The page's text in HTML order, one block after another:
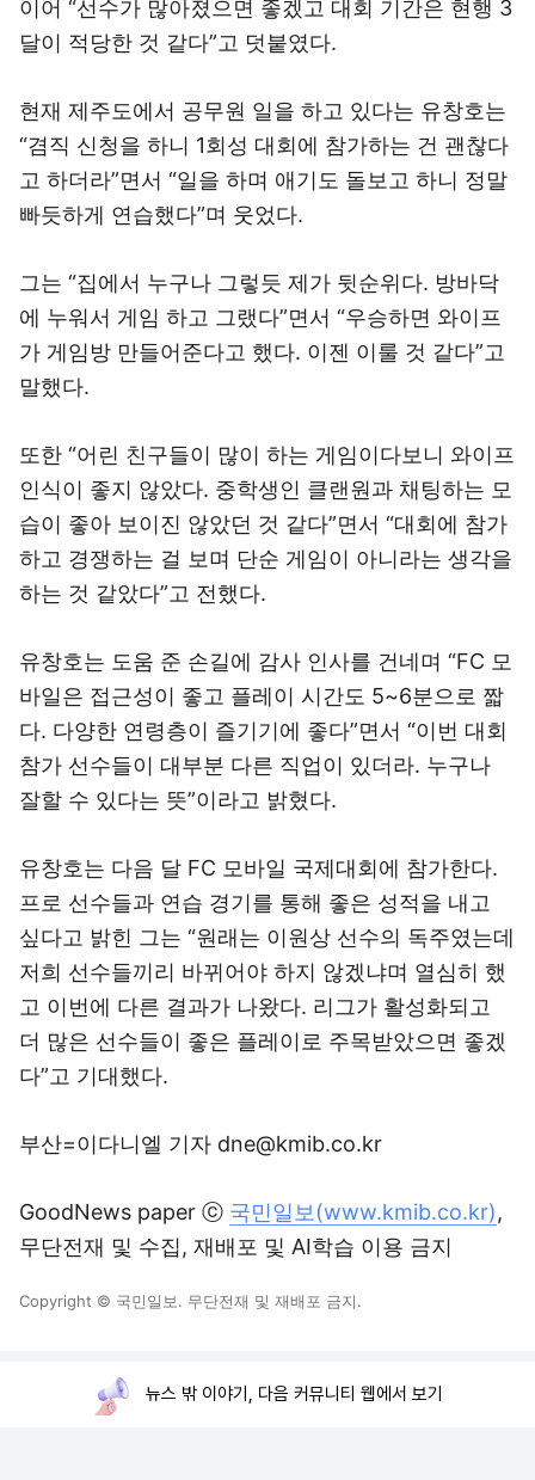
이어 “선수가 많아졌으면 좋겠고 대회 기간은 현행 3
달이 적당한 것 같다”고 덧붙였다.
현재 제주도에서 공무원 일을 하고 있다는 유창호는
“겸직 신청을 하니 1회성 대회에 참가하는 건 괜찮다
고 하더라”면서 “일을 하며 애기도 돌보고 하니 정말
빠듯하게 연습했다”며 웃었다.
그는 “집에서 누구나 그렇듯 제가 뒷순위다. 방바닥
에 누워서 게임 하고 그랬다”면서 “우승하면 와이프
가 게임방 만들어준다고 했다. 이젠 이룰 것 같다”고
말했다.
또한 “어린 친구들이 많이 하는 게임이다보니 와이프
인식이 좋지 않았다. 중학생인 클랜원과 채팅하는 모
습이 좋아 보이진 않았던 것 같다”면서 “대회에 참가
하고 경쟁하는 걸 보며 단순 게임이 아니라는 생각을
하는 것 같았다”고 전했다.
유창호는 도움 준 손길에 감사 인사를 건네며 “FC 모
바일은 접근성이 좋고 플레이 시간도 5~6분으로 짧
다. 다양한 연령층이 즐기기에 좋다”면서 “이번 대회
참가 선수들이 대부분 다른 직업이 있더라. 누구나
잘할 수 있다는 뜻”이라고 밝혔다.
유창호는 다음 달 FC 모바일 국제대회에 참가한다.
프로 선수들과 연습 경기를 통해 좋은 성적을 내고
싶다고 밝힌 그는 “원래는 이원상 선수의 독주였는데
저희 선수들끼리 바뀌어야 하지 않겠냐며 열심히 했
고 이번에 다른 결과가 나왔다. 리그가 활성화되고
더 많은 선수들이 좋은 플레이로 주목받았으면 좋겠
다”고 기대했다.
부산=이다니엘 기자 dne@kmib.co.kr
GoodNews paper ⓒ 국민일보(www.kmib.co.kr),
무단전재 및 수집, 재배포 및 AI학습 이용 금지
Copyright © 국민일보. 무단전재 및 재배포 금지.
뉴스 밖 이야기, 다음 커뮤니티 웹에서 보기